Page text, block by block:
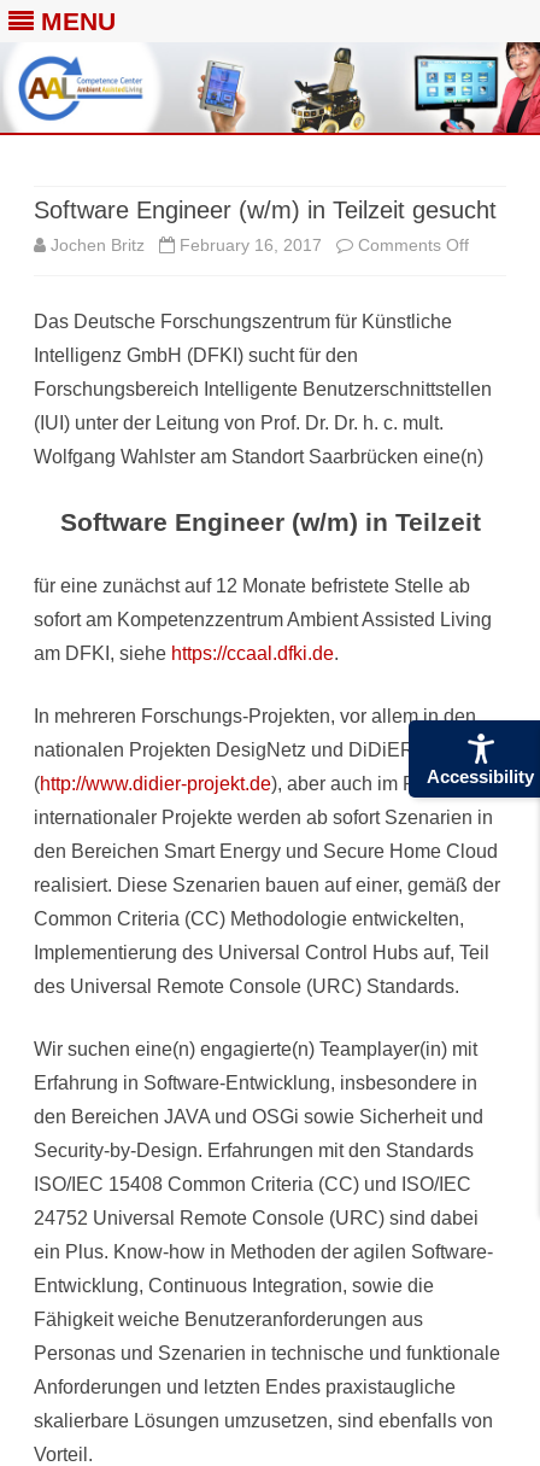
Accessibility
MENU
Software Engineer (w/m) in Teilzeit gesucht
Jochen Britz February 16, 2017 Comments Offon
Teilzeit
Das Deutsche Forschungszentrum für Künstliche
Intelligenz GmbH (DFKI) sucht für den
Forschungsbereich Intelligente Benutzerschnittstellen
(IUI) unter der Leitung von Prof. Dr. Dr. h. c. mult.
Wolfgang Wahlster am Standort Saarbrücken eine(n)
Software Engineer(w/m) in Teilzeit
für eine zunächst auf 12 Monate befristete Stelle ab
sofort am Kompetenzzentrum Ambient Assisted Living
am DFKI, siehe https://ccaal.dfki.de.
In mehreren Forschungs-Projekten, vor allem in den
nationalen Projekten DesigNetz und DiDiER
(http://www.didier-projekt.de), aber auch im Rahmen
internationaler Projekte werden ab sofort Szenarien in
den Bereichen Smart Energy und Secure Home Cloud
realisiert. Diese Szenarien bauen auf einer, gemäß der
Common Criteria (CC) Methodologie entwickelten,
Implementierung des Universal Control Hubs auf, Teil
des Universal Remote Console (URC) Standards.
Wir suchen eine(n) engagierte(n) Teamplayer(in) mit
Erfahrung in Software-Entwicklung, insbesondere in
den Bereichen JAVA und OSGi sowie Sicherheit und
Security-by-Design. Erfahrungen mit den Standards
ISO/IEC 15408 Common Criteria (CC) und ISO/IEC
24752 Universal Remote Console (URC) sind dabei
ein Plus. Know-how in Methoden der agilen Software-
Entwicklung, Continuous Integration, sowie die
Fähigkeit weiche Benutzeranforderungen aus
Personas und Szenarien in technische und funktionale
Anforderungen und letzten Endes praxistaugliche
skalierbare Lösungen umzusetzen, sind ebenfalls von
Vorteil.